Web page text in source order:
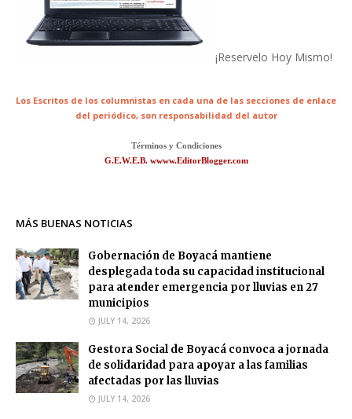
¡Reservelo Hoy Mismo!
Los Escritos de los columnistas en cada una de las secciones de enlace
del periódico, son responsabilidad del autor
Términos y Condiciones
G.E.W.E.B. wwww.EditorBlogger.com
MÁS BUENAS NOTICIAS
Gobernación de Boyacá mantiene
desplegada toda su capacidad institucional
para atender emergencia por lluvias en 27
municipios
JULY 14, 2026
Gestora Social de Boyacá convoca a jornada
de solidaridad para apoyar a las familias
afectadas por las lluvias
JULY 14, 2026